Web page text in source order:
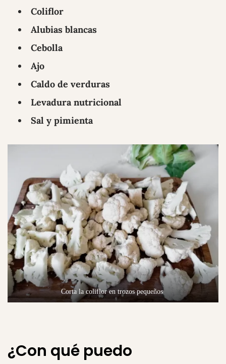
Coliflor
Alubias blancas
Cebolla
Ajo
Caldo de verduras
Levadura nutricional
Sal y pimienta
Corta la coliflor en trozos pequeños
¿Con qué puedo